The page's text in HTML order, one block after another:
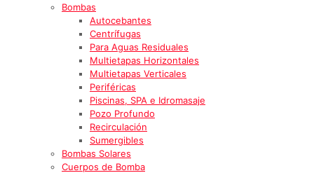
Bombas
Autocebantes
Centrífugas
Para Aguas Residuales
Multietapas Horizontales
Multietapas Verticales
Periféricas
Piscinas, SPA e Idromasaje
Pozo Profundo
Recirculación
Sumergibles
Bombas Solares
Cuerpos de Bomba